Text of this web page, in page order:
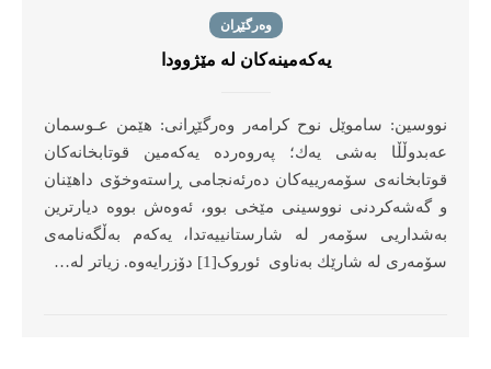
وەرگێڕان
یەکەمینەکان لە مێژوودا
نووسین: ساموێل نوح کرامەر وه‌رگێڕانی: هێمن عـوسمان
عه‌بدوڵڵا به‌شی یه‌ك؛ په‌روه‌رده یه‌كه‌مین قوتابخانه‌كان
قوتابخانه‌ی سۆمه‌رییه‌كان ده‌رئه‌نجامی ڕاسته‌وخۆی داهێنان
و گه‌شه‌كردنی نووسینی مێخی بوو، ئه‌وه‌ش بووه‌ دیارترین
به‌شداریی سۆمه‌ر له‌ شارستانییه‌تدا، یه‌كه‌م به‌ڵگه‌نامه‌ی
سۆمه‌ری له‌ شارێك به‌ناوی ئوروک[1] دۆزرایه‌وه‌. زیاتر له‌…